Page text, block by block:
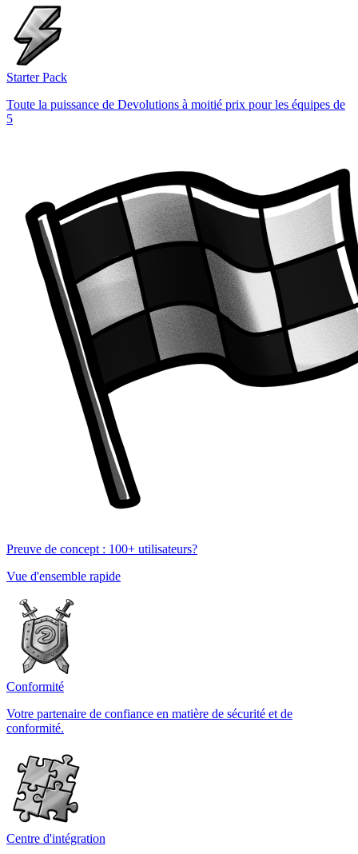
Starter Pack
Toute la puissance de Devolutions à moitié prix pour les équipes de
5
Preuve de concept : 100+ utilisateurs?
Vue d'ensemble rapide
Conformité
Votre partenaire de confiance en matière de sécurité et de
conformité.
Centre d'intégration